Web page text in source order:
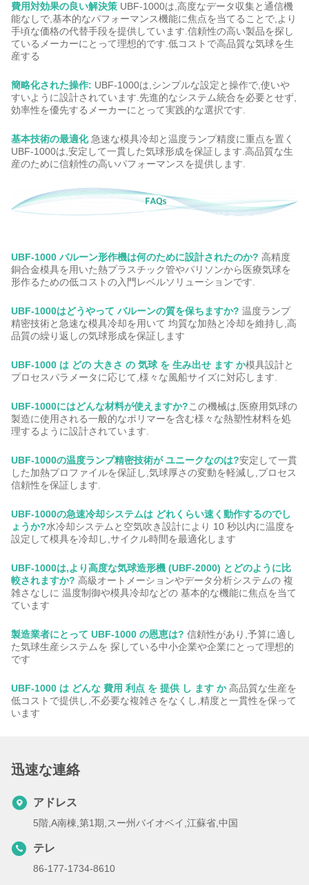
費用対効果の良い解決策 UBF-1000は,高度なデータ収集と通信機
能なしで,基本的なパフォーマンス機能に焦点を当てることで,より
手頃な価格の代替手段を提供しています.信頼性の高い製品を探し
ているメーカーにとって理想的です.低コストで高品質な気球を生
産する
簡略化された操作: UBF-1000は,シンプルな設定と操作で,使いや
すいように設計されています.先進的なシステム統合を必要とせず,
効率性を優先するメーカーにとって実践的な選択です.
基本技術の最適化 急速な模具冷却と温度ランプ精度に重点を置く
UBF-1000は,安定して一貫した気球形成を保証します.高品質な生
産のために信頼性の高いパフォーマンスを提供します.
UBF-1000 バルーン形作機は何のために設計されたのか? 高精度
銅合金模具を用いた熱プラスチック管やパリソンから医療気球を
形作るための低コストの入門レベルソリューションです.
UBF-1000はどうやって バルーンの質を保ちますか? 温度ランプ
精密技術と急速な模具冷却を用いて 均質な加熱と冷却を維持し,高
品質の繰り返しの気球形成を保証します
UBF-1000 は どの 大きさ の 気球 を 生み出せ ます か模具設計と
プロセスパラメータに応じて,様々な風船サイズに対応します.
UBF-1000にはどんな材料が使えますか?この機械は,医療用気球の
製造に使用される一般的なポリマーを含む様々な熱塑性材料を処
理するように設計されています.
UBF-1000の温度ランプ精密技術が ユニークなのは?安定して一貫
した加熱プロファイルを保証し,気球厚さの変動を軽減し,プロセス
信頼性を保証します.
UBF-1000の急速冷却システムは どれくらい速く動作するのでし
ょうか?水冷却システムと空気吹き設計により 10 秒以内に温度を
設定して模具を冷却し,サイクル時間を最適化します
UBF-1000は,より高度な気球造形機 (UBF-2000) とどのように比
較されますか? 高級オートメーションやデータ分析システムの 複
雑さなしに 温度制御や模具冷却などの 基本的な機能に焦点を当て
ています
製造業者にとって UBF-1000 の恩恵は? 信頼性があり,予算に適し
た気球生産システムを 探している中小企業や企業にとって理想的
です
UBF-1000 は どんな 費用 利点 を 提供 し ます か 高品質な生産を
低コストで提供し,不必要な複雑さをなくし,精度と一貫性を保って
います
迅速な連絡
アドレス
5階,A南棟,第1期,スー州バイオベイ,江蘇省,中国
テレ
86-177-1734-8610